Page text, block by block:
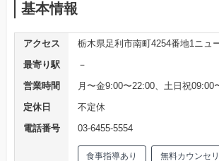
基本情報
アクセス
栃木県足利市南町4254番地1ニュ
最寄り駅
－
営業時間
月〜金9:00〜22:00、土日祝09:00
定休日
不定休
電話番号
03-6455-5554
食事指導あり 無料カウンセ